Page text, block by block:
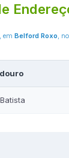
, em Belford Roxo,